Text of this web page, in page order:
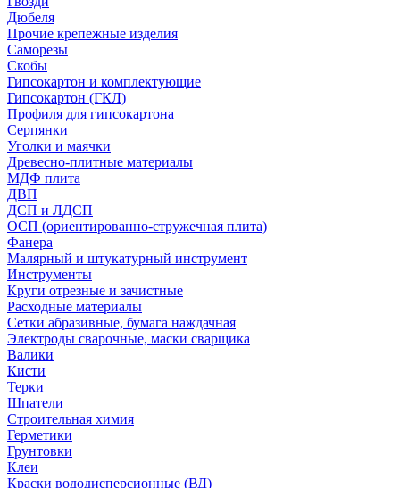
Дюбеля
Прочие крепежные изделия
Саморезы
Скобы
Гипсокартон и комплектующие
Гипсокартон (ГКЛ)
Профиля для гипсокартона
Серпянки
Уголки и маячки
Древесно-плитные материалы
МДФ плита
ДВП
ДСП и ЛДСП
ОСП (ориентированно-стружечная плита)
Фанера
Малярный и штукатурный инструмент
Инструменты
Круги отрезные и зачистные
Расходные материалы
Сетки абразивные, бумага наждачная
Электроды сварочные, маски сварщика
Валики
Кисти
Терки
Шпатели
Строительная химия
Герметики
Грунтовки
Клеи
Краски вододисперсионные (ВД)